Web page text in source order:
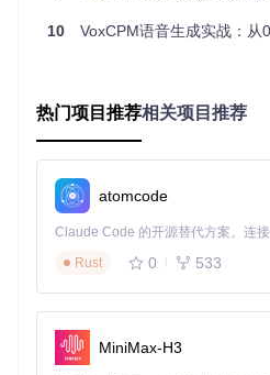
python -c "import torch;
# 或在Windows任务管理器中查看内
高级选项：
# 检查PyTorch CUDA版本匹配性
python -c "import torch;
lscpu | grep -E
风险提示：使用不兼容的
10 VoxCPM语音生成实战：从
热门项目推荐相关项目推荐
atomcode
Rust
0 533
MiniMax-H3